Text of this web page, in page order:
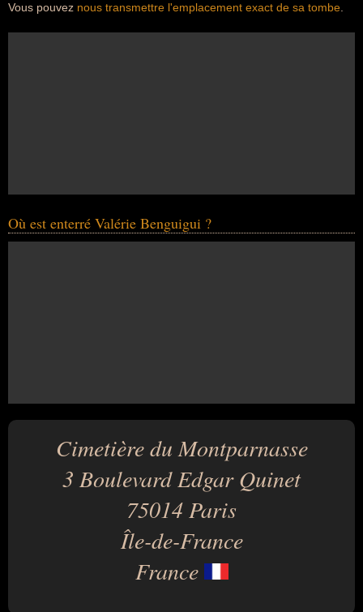
Vous pouvez nous transmettre l'emplacement exact de sa tombe
Où est enterré Valérie Benguigui ?
Cimetière du Montparnasse
3 Boulevard Edgar Quinet
75014 Paris
Île-de-France
France